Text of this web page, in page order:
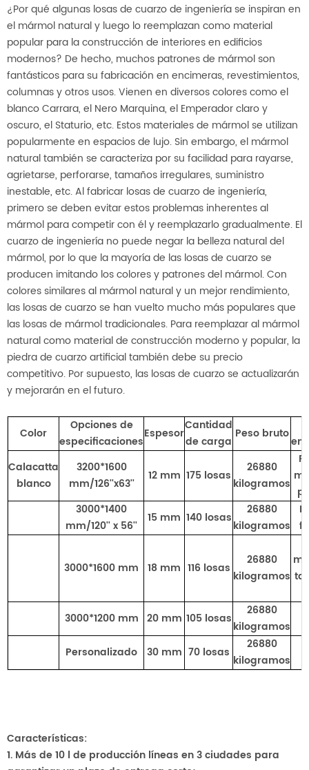
¿Por qué algunas losas de cuarzo de ingeniería se inspiran en
el mármol natural y luego lo reemplazan como material
popular para la construcción de interiores en edificios
modernos? De hecho, muchos patrones de mármol son
fantásticos para su fabricación en encimeras, revestimientos,
columnas y otros usos. Vienen en diversos colores como el
blanco Carrara, el Nero Marquina, el Emperador claro y
oscuro, el Staturio, etc. Estos materiales de mármol se utilizan
popularmente en espacios de lujo. Sin embargo, el mármol
natural también se caracteriza por su facilidad para rayarse,
agrietarse, perforarse, tamaños irregulares, suministro
inestable, etc. Al fabricar losas de cuarzo de ingeniería,
primero se deben evitar estos problemas inherentes al
mármol para competir con él y reemplazarlo gradualmente. El
cuarzo de ingeniería no puede negar la belleza natural del
mármol, por lo que la mayoría de las losas de cuarzo se
producen imitando los colores y patrones del mármol. Con
colores similares al mármol natural y un mejor rendimiento,
las losas de cuarzo se han vuelto mucho más populares que
las losas de mármol tradicionales. Para reemplazar al mármol
natural como material de construcción moderno y popular, la
piedra de cuarzo artificial también debe su precio
competitivo. Por supuesto, las losas de cuarzo se actualizarán
y mejorarán en el futuro.
Color
Opciones de
especificaciones
Espesor
Cantidad
de carga
Peso bruto
Calacatta
blanco
3200*1600
mm/126''x63''
12 mm 175 losas
26880
kilogramos
3000*1400
mm/120'' x 56''
15 mm 140 losas
26880
kilogramos
3000*1600 mm 18 mm 116 losas
26880
kilogramos
3000*1200 mm 20 mm 105 losas
26880
kilogramos
Personalizado
30 mm 70 losas
26880
kilogramos
Características:
1. Más de 10 l de producción líneas en 3 ciudades para